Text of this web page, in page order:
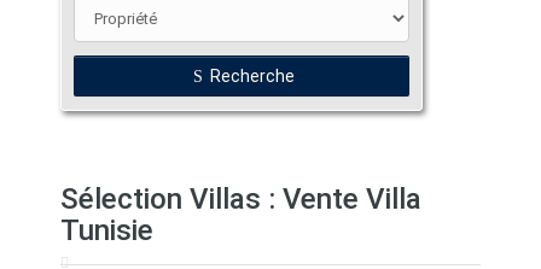
Recherche
Sélection Villas : Vente Villa
Tunisie